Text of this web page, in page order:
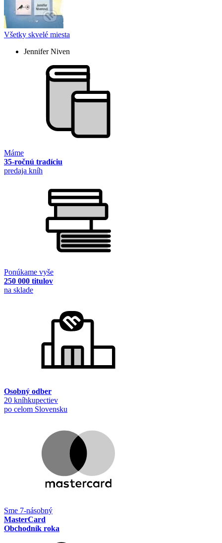
Všetky skvelé miesta
Jennifer Niven
Máme
35-ročnú tradíciu
predaja kníh
Ponúkame vyše
250 000 titulov
na sklade
Osobný odber
20 kníhkupectiev
po celom Slovensku
Sme 7-násobný
MasterCard
Obchodník roka